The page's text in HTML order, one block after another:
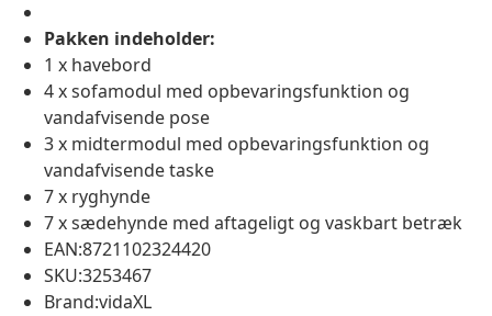
Pakken indeholder:
1 x havebord
4 x sofamodul med opbevaringsfunktion og
vandafvisende pose
3 x midtermodul med opbevaringsfunktion og
vandafvisende taske
7 x ryghynde
7 x sædehynde med aftageligt og vaskbart betræk
EAN:8721102324420
SKU:3253467
Brand:vidaXL